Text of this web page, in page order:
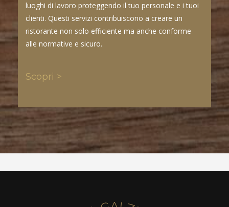
luoghi di lavoro proteggendo il tuo personale e i tuoi
clienti. Questi servizi contribuiscono a creare un
ristorante non solo efficiente ma anche conforme
alle normative e sicuro.
Scopri >